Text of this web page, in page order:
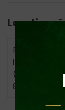
Para
(47) 99730-
89155-000